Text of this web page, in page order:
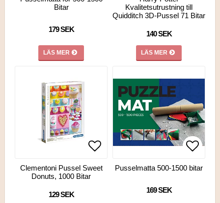
Bitar
179 SEK
LÄS MER
Kvalitetsutrustning till
Quidditch 3D-Pussel 71 Bitar
140 SEK
LÄS MER
Lägg till i favoritlistan
Lägg till i favoritlistan
Clementoni Pussel Sweet
Donuts, 1000 Bitar
129 SEK
Lägg
Lägg
Pusselmatta 500-1500 bitar
169 SEK